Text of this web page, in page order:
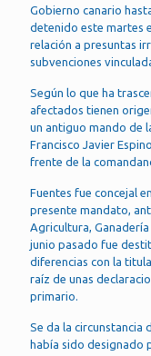
Gobierno canario
detenido este martes
relación a presuntas
subvenciones
Según lo que ha
afectados tienen
un antiguo mando de
Francisco Javier
frente de la
Fuentes fue concejal
presente mandato,
Agricultura, Ganadería
junio pasado fue
diferencias con la
raíz de unas
primario.
Se da la circunstancia
había sido designado